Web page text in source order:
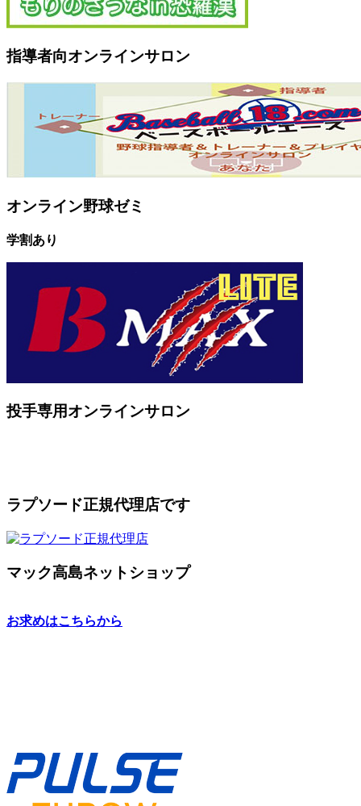
指導者向オンラインサロン
オンライン野球ゼミ
学割あり
投手専用オンラインサロン
ラプソード正規代理店です
マック高島ネットショップ
お求めはこちらから